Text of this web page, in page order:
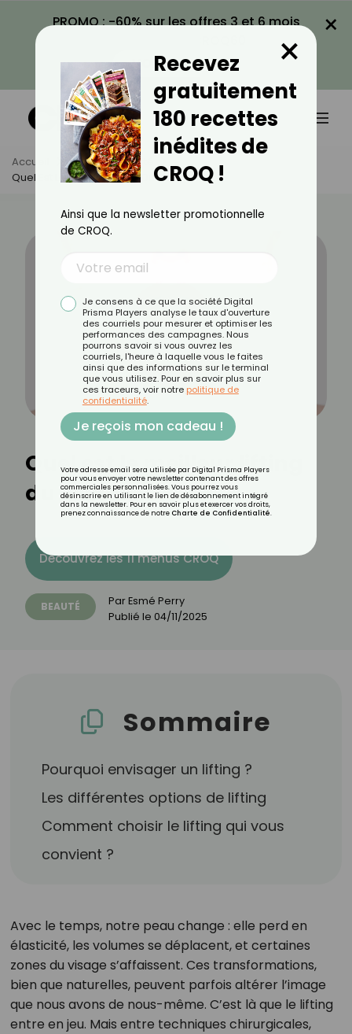
PROMO : -60% sur les offres 3 et 6 mois
VOIR LA PROMO
×
Accueil Actus
Beauté
Quel Est Le Meilleur Lifting Du Visage ?
Quel est le meilleur lifting
du visage ?
Découvrez les 11 menus CROQ
BEAUTÉ ParEsmé Perry
Publié le 04/11/2025
Sommaire
Pourquoi envisager un lifting ?
Les différentes options de lifting
Comment choisir le lifting qui vous
convient ?
Avec le temps, notre peau change : elle perd en
élasticité, les volumes se déplacent, et certaines
zones du visage s’affaissent. Ces transformations,
bien que naturelles, peuvent parfois altérer l’image
que nous avons de nous-même. C’est là que le lifting
entre en jeu. Mais entre techniques chirurgicales,
Recevez
gratuitement
180 recettes
inédites de
CROQ !
×
Ainsi que la newsletter promotionnelle
de CROQ.
Je consens à ce que la société Digital
Prisma Players analyse le taux d'ouverture
des courriels pour mesurer et optimiser les
performances des campagnes. Nous
pourrons savoir si vous ouvrez les
courriels, l'heure à laquelle vous le faites
ainsi que des informations sur le terminal
que vous utilisez. Pour en savoir plus sur
ces traceurs, voir notre politique de
confidentialité.
Je reçois mon cadeau !
Votre adresse email sera utilisée par Digital Prisma Players
pour vous envoyer votre newsletter contenant des offres
commerciales personnalisées. Vous pourrez vous
désinscrire en utilisant le lien de désabonnement intégré
dans la newsletter. Pour en savoir plus et exercer vos droits,
prenez connaissance de notre Charte de Confidentialité.